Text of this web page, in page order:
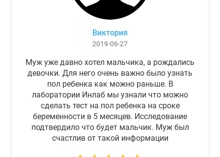
Виктория
2019-06-27
Муж уже давно хотел мальчика, а рождались
девочки. Для него очень важно было узнать
пол ребенка как можно раньше. В
лаборатории Инлаб мы узнали что можно
сделать тест на пол ребенка на сроке
беременности в 5 месяцев. Исследование
подтвердило что будет мальчик. Муж был
счастлив от такой информации